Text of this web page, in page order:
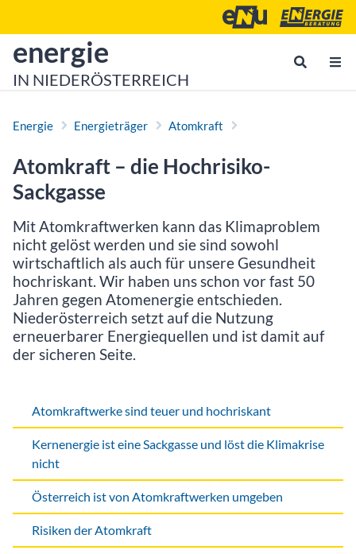
Energie- und
zur Startseite von
energie
IN NIEDERÖSTERREICH
Energie Energieträger Atomkraft
Atomkraft – die Hochrisiko-
Sackgasse
Mit Atomkraftwerken kann das Klimaproblem
nicht gelöst werden und sie sind sowohl
wirtschaftlich als auch für unsere Gesundheit
hochriskant. Wir haben uns schon vor fast 50
Jahren gegen Atomenergie entschieden.
Niederösterreich setzt auf die Nutzung
erneuerbarer Energiequellen und ist damit auf
der sicheren Seite.
Atomkraftwerke sind teuer und hochriskant
Kernenergie ist eine Sackgasse und löst die Klimakrise
nicht
Österreich ist von Atomkraftwerken umgeben
Risiken der Atomkraft